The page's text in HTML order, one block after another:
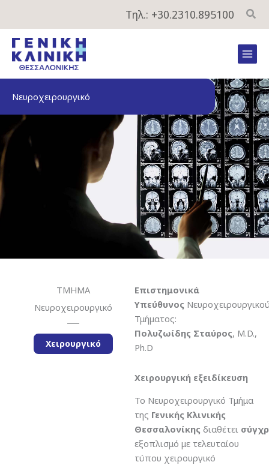
περιεχόμενο
Τηλ.: +30.2310.895100
Νευροχειρουργικό
ΤΜΗΜΑ
Νευροχειρουργικό
Χειρουργικό
Επιστημονικά
Υπεύθυνος
Τμήματος:
Πολυζωίδης Σταύρος, M.D.,
Ph.D
Χειρουργική εξειδίκευση
Το Νευροχειρουργικό Τμήμα
της Γενικής Κλινικής
Θεσσαλονίκης διαθέτει
εξοπλισμό με τελευταίου
τύπου χειρουργικό